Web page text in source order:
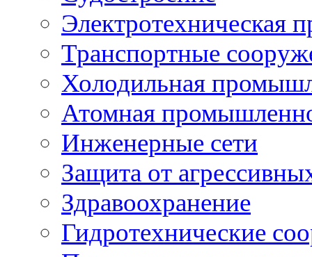
Электротехническая
Транспортные
Холодильная
Атомная
Инженерные сети
Защита от
Здравоохранение
Гидротехнические